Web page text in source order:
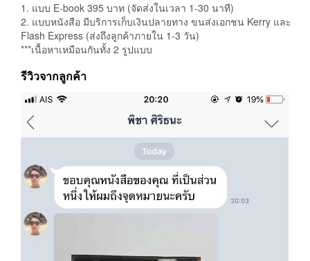
1. แบบ E-book 395 บาท (จัดส่งในเวลา 1-30 นาที)
2. แบบหนังสือ มีบริการเก็บเงินปลายทาง ขนส่งเอกชน Kerry และ
Flash Express (ส่งถึงลูกค้าภายใน 1-3 วัน)
***เนื้อหาเหมือนกันทั้ง 2 รูปแบบ
รีวิวจากลูกค้า